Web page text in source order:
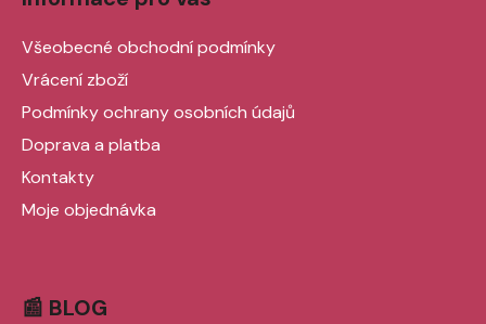
Všeobecné obchodní podmínky
Vrácení zboží
Podmínky ochrany osobních údajů
Doprava a platba
Kontakty
Moje objednávka
📰 BLOG